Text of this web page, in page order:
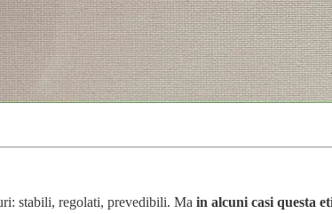
stabili, regolati, prevedibili. Ma in alcuni casi questa